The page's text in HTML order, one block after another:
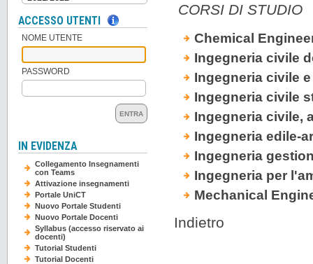
CORSI DI STUDIO
Chemical
Ingegneria civile
Ingegneria civile
Ingegneria civile
Ingegneria civile,
Ingegneria edile-
Ingegneria
Ingegneria per
Mechanical
Indietro
ACCESSO UTENTI
NOME UTENTE
PASSWORD
ENTRA
IN EVIDENZA
Collegamento Insegnamenti
con Teams
Attivazione insegnamenti
Portale UniCT
Nuovo Portale Studenti
Nuovo Portale Docenti
Syllabus (accesso riservato ai
docenti)
Tutorial Studenti
Tutorial Docenti